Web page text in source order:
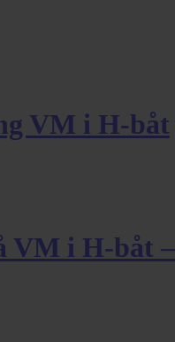
VM i H-båt
VM i H-båt –